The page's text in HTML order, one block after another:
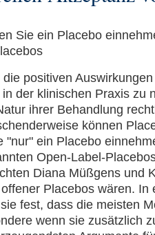
die positiven
in der klinischen Praxis zu
ihrer Behandlung
können
"nur" ein Placebo
Open-Label-
Diana Müßgens und
Placebos wären. In
fest, dass die meisten
wenn sie zusätzlich